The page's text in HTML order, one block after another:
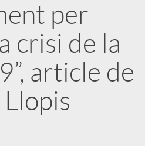
per
crisi de la
article de
Llopis